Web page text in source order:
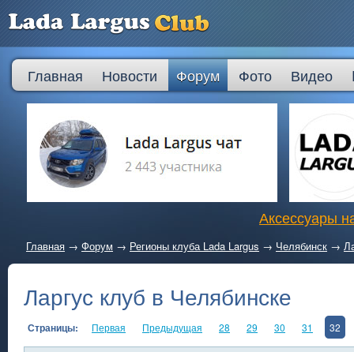
Главная Новости Форум Фото Видео
Аксессуары
Главная → Форум → Регионы клуба Lada Largus → Челябинск →
Ларгус клуб в Челябинске
Страницы: Первая Предыдущая 28 29 30 31 32